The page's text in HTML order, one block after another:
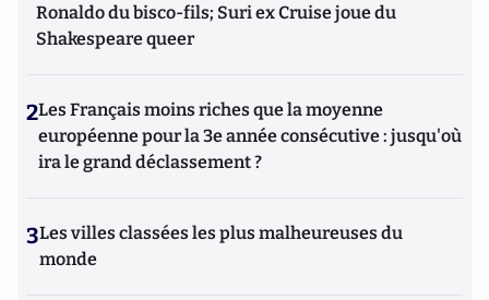
Ronaldo du bisco-fils; Suri ex Cruise joue du
Shakespeare queer
2Les Français moins riches que la moyenne
européenne pour la 3e année consécutive : jusqu'où
ira le grand déclassement ?
3Les villes classées les plus malheureuses du
monde